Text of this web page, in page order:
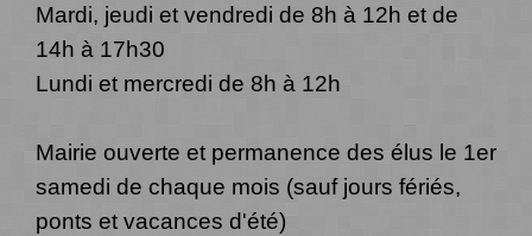
Mardi, jeudi et vendredi de 8h à 12h et de
14h à 17h30
Lundi et mercredi de 8h à 12h
Mairie ouverte et permanence des élus le 1er
samedi de chaque mois (sauf jours fériés,
ponts et vacances d'été)